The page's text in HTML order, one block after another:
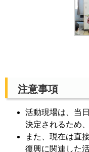
注意事項
活動現場は、当
決定されるため
また、現在は直
復興に関連した